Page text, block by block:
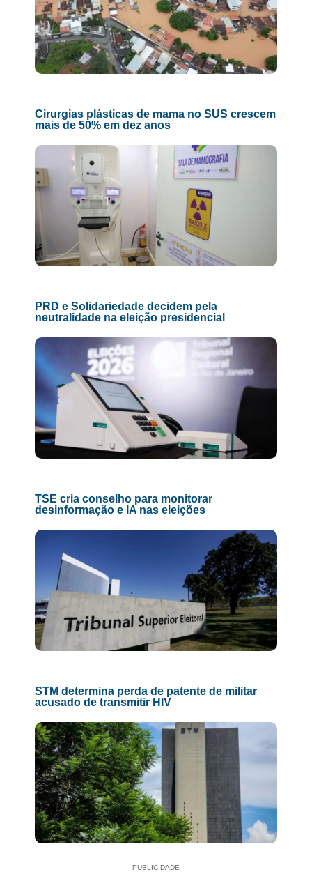
Cirurgias plásticas de mama no SUS crescem
mais de 50% em dez anos
PRD e Solidariedade decidem pela
neutralidade na eleição presidencial
TSE cria conselho para monitorar
desinformação e IA nas eleições
STM determina perda de patente de militar
acusado de transmitir HIV
PUBLICIDADE